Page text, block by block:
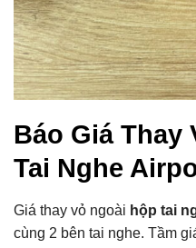
Báo Giá
Tai Nghe
Giá thay vỏ ngoài hộp tai
cùng 2 bên tai nghe. Tầm